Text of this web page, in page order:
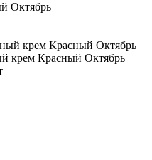
Октябрь
крем Красный Октябрь